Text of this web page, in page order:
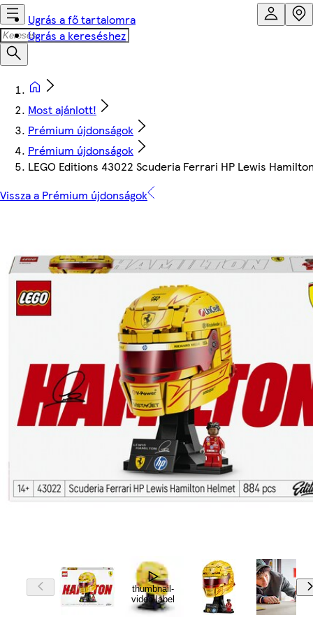
Ugrás a fő tartalomra
Ugrás a kereséshez
Most ajánlott!
Prémium újdonságok
Prémium újdonságok
LEGO Editions 43022 Scuderia Ferrari HP Lewis
Vissza a Prémium újdonságok
thumbnail-
video-label